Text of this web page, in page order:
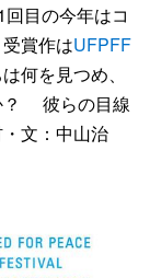
目の今年はコ
賞作はUFPFF
何を見つめ、
？ 彼らの目線
文：中山治